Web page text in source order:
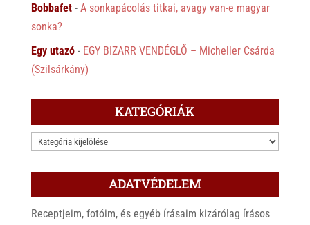
Bobbafet- A sonkapácolás titkai, avagy van-e magyar
sonka?
Egy utazó- EGY BIZARR VENDÉGLŐ – Micheller Csárda
(Szilsárkány)
KATEGÓRIÁK
KATEGÓRIÁK
ADATVÉDELEM
Receptjeim, fotóim, és egyéb írásaim kizárólag írásos